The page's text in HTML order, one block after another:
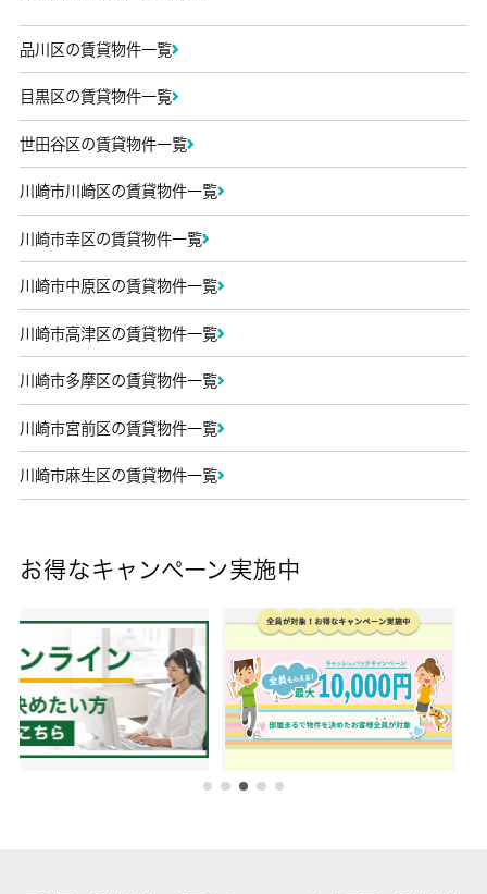
品川区の賃貸物件一覧
目黒区の賃貸物件一覧
世田谷区の賃貸物件一覧
川崎市川崎区の賃貸物件一覧
川崎市幸区の賃貸物件一覧
川崎市中原区の賃貸物件一覧
川崎市高津区の賃貸物件一覧
川崎市多摩区の賃貸物件一覧
川崎市宮前区の賃貸物件一覧
川崎市麻生区の賃貸物件一覧
お得なキャンペーン実施中